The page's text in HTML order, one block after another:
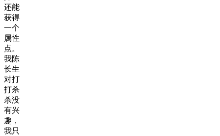
还能
获得
一个
属性
点。
我陈
长生
对打
打杀
杀没
有兴
趣，
我只